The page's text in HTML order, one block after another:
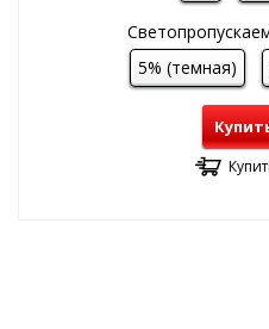
5% (темная)